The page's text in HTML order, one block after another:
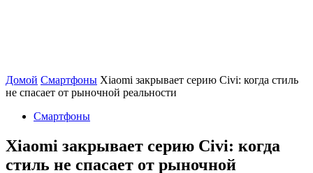
Домой Смартфоны Xiaomi закрывает серию Civi: когда стиль
не спасает от рыночной реальности
Смартфоны
Xiaomi закрывает серию Civi: когда
стиль не спасает от рыночной